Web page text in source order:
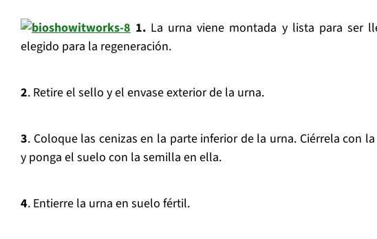
1. La urna viene montada y lista para ser
elegido para la regeneración.
2. Retire el sello y el envase exterior de la urna.
3. Coloque las cenizas en la parte inferior de la urna. Ciérrela con
y ponga el suelo con la semilla en ella.
4. Entierre la urna en suelo fértil.